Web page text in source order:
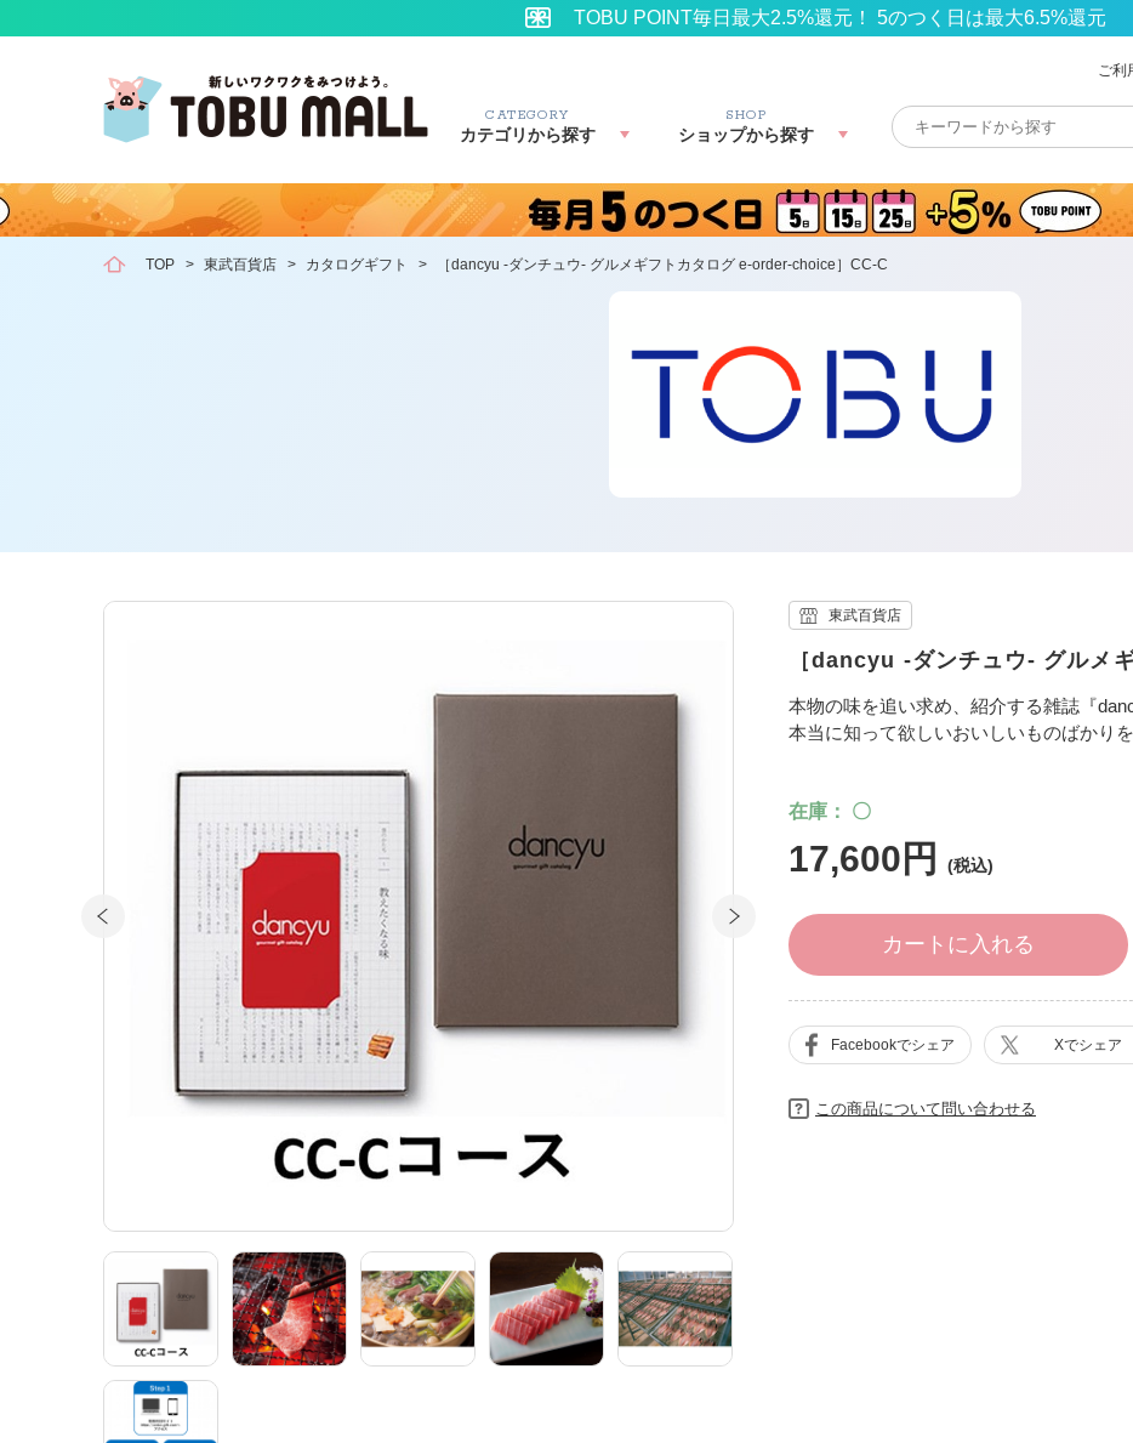
TOBU POINT毎日最大2.5%還元！ 5のつく日は最大6.5%還元
ご利
CATEGORY
カテゴリから探す
SHOP
ショップから探す
TOP > 東武百貨店 > カタログギフト > ［dancyu -ダンチュウ- グルメギフトカタログ e-order-choice］CC-C
［dancyu -ダンチュウ- グル
在庫 〇
17,600円
カートに入れる
東武百貨店
本物の味を追い求め、紹介する雑誌『
本当に知って欲しいおいしいものばかり
この商品について問い合わせる
Facebookでシェア Xでシェア